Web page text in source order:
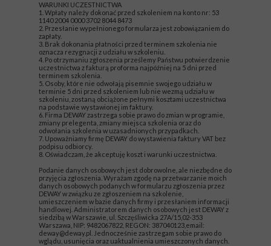
WARUNKI UCZESTNICTWA
1. Wpłaty należy dokonać przed szkoleniem na konto nr: 53
1140 2004 0000 3702 8044 8473
2. Przesłanie wypełnionego formularza jest zobowiązaniem do
zapłaty.
3. Brak dokonania płatności przed terminem szkolenia nie
oznacza rezygnacji z udziału w szkoleniu.
4. Po otrzymaniu zgłoszenia prześlemy Państwu potwierdzenie
uczestnictwa z fakturą proforma najpóźniej na 5 dni przed
terminem szkolenia.
5. Osoby, które nie odwołają pisemnie swojego udziału w
terminie 5 dni przed szkoleniem lub nie wezmą udziału w
szkoleniu, zostaną obciążone pełnymi kosztami uczestnictwa
na podstawie wystawionej im faktury.
6. Firma DEWAY zastrzega sobie prawo do zmian w programie,
zmiany prelegenta, zmiany miejsca szkolenia oraz do
odwołania szkolenia w uzasadnionych przypadkach.
7. Upoważniamy firmę DEWAY do wystawienia faktury VAT bez
podpisu odbiorcy.
8. Oświadczam, że akceptuję koszt i warunki uczestnictwa.
Podanie danych osobowych jest dobrowolne, ale niezbędne do
przyjęcia zgłoszenia. Wyrażam zgodę na przetwarzanie moich
danych osobowych podanych w formularzu zgłoszenia przez
DEWAY w związku ze zgłoszeniem na szkolenie,
umieszczeniem w bazie danych firmy i przesłaniem informacji
handlowej. Administratorem danych osobowych jest DEWAY z
siedzibą w Warszawie, ul. Szczęśliwicka 27A/15,02-353
Warszawa, NIP: 9482067822, REGON: 387040123,email:
deway@deway.pl. Jednocześnie zastrzegam sobie prawo do
wglądu, usunięcia oraz uaktualnienia umieszczonych danych.